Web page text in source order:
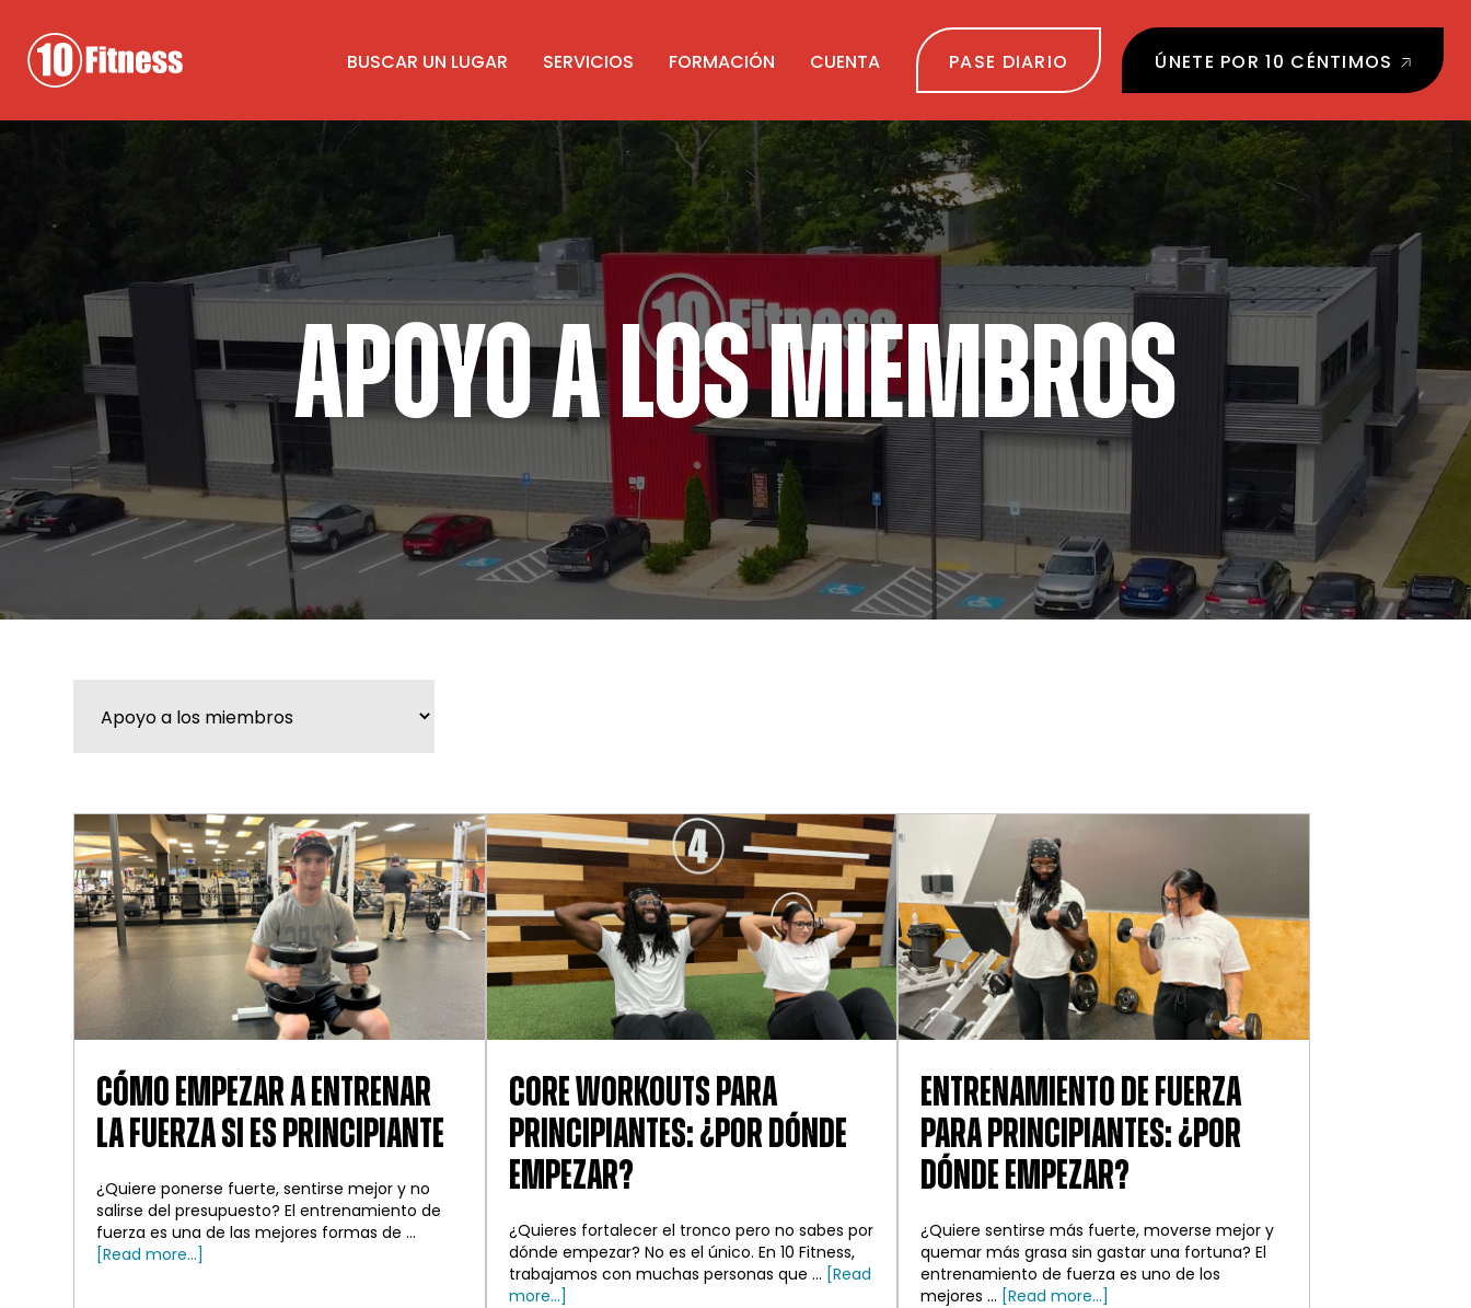
contenido
BUSCAR UN LUGAR SERVICIOS FORMACIÓN CUENTA PASE DIARIO ÚNETE POR 10 CÉNTIMOS
APOYO A LOS MIEMBROS
BARRA
DE
WIDGETS
DEL
BLOG
CÓMO EMPEZAR A ENTRENAR
LA FUERZA SI ES PRINCIPIANTE
¿Quiere ponerse fuerte, sentirse mejor y no
salirse del presupuesto? El entrenamiento de
fuerza es una de las mejores formas de ...
[Read more...]
CORE WORKOUTS PARA
PRINCIPIANTES: ¿POR DÓNDE
EMPEZAR?
¿Quieres fortalecer el tronco pero no sabes por
dónde empezar? No es el único. En 10 Fitness,
trabajamos con muchas personas que ... [Read
more...]
ENTRENAMIENTO DE FUERZA
PARA PRINCIPIANTES: ¿POR
DÓNDE EMPEZAR?
¿Quiere sentirse más fuerte, moverse mejor y
quemar más grasa sin gastar una fortuna? El
entrenamiento de fuerza es uno de los
mejores ... [Read more...]